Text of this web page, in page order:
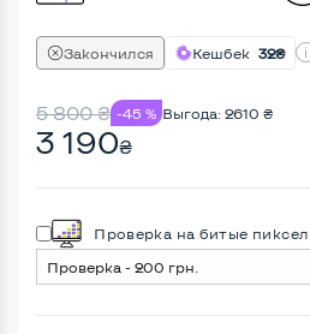
Закончился Кешбек 32₴
5 800₴ -45 % Выгода: 2610 ₴
3 190₴
Проверка на битые